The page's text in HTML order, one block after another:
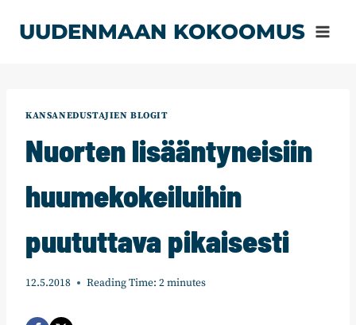
sisältöön
UUDENMAAN KOKOOMUS
KANSANEDUSTAJIEN BLOGIT
Nuorten lisääntyneisiin
huumekokeiluihin
puututtava pikaisesti
12.5.2018 Reading Time: 2minutes